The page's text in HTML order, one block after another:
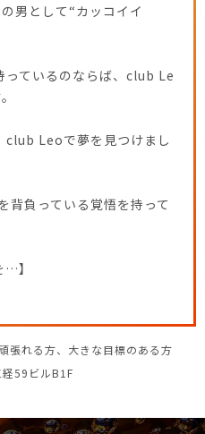
男として“カッコイイ
っているのならば、club Le
club Leoで夢を見つけまし
負っている覚悟を持って
】
張れる方、大きな目標のある方
59ビルB1F